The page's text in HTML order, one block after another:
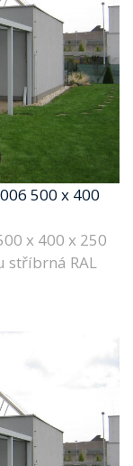
500 x 400
x 400 x 250
stříbrná RAL